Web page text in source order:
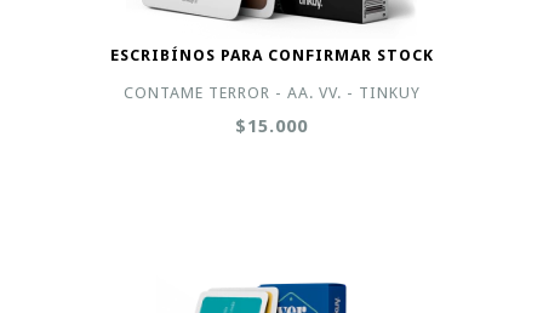
ESCRIBÍNOS PARA CONFIRMAR STOCK
CONTAME TERROR - AA. VV. - TINKUY
$15.000